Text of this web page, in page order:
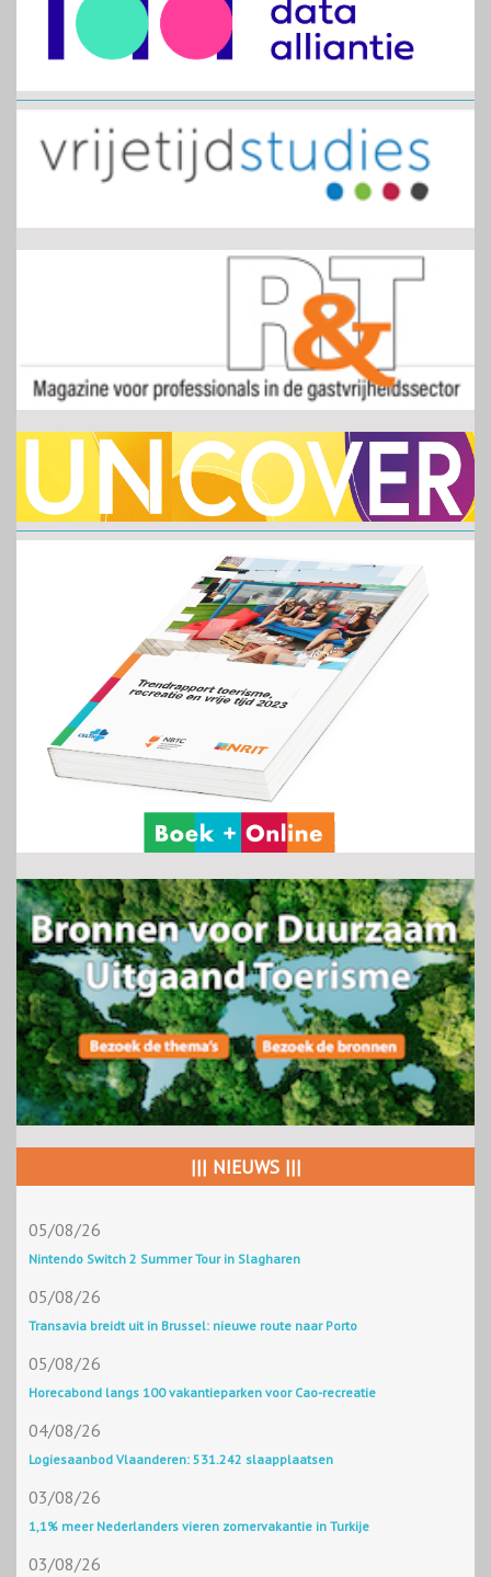
||| NIEUWS |||
05/08/26
Nintendo Switch 2 Summer Tour in Slagharen
05/08/26
Transavia breidt uit in Brussel: nieuwe route naar Porto
05/08/26
Horecabond langs 100 vakantieparken voor Cao-recreatie
04/08/26
Logiesaanbod Vlaanderen: 531.242 slaapplaatsen
03/08/26
1,1% meer Nederlanders vieren zomervakantie in Turkije
03/08/26